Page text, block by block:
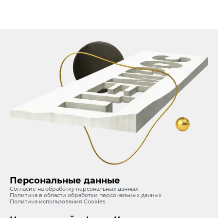
Персональные данные
Согласие на обработку персональных данных
Политика в области обработки персональных данных
Политика использования Cookies